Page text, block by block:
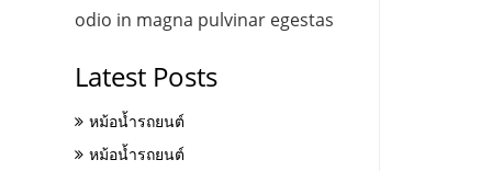
odio in magna pulvinar egestas
Latest Posts
หม้อน้ำรถยนต์
หม้อน้ำรถยนต์